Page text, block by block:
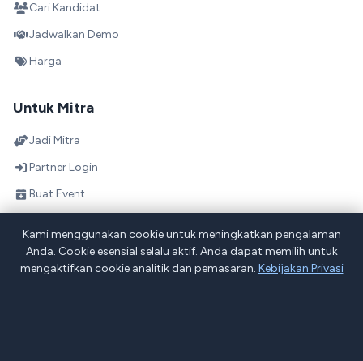
Cari Kandidat
Jadwalkan Demo
Harga
Untuk Mitra
Jadi Mitra
Partner Login
Buat Event
Skema Bagi Hasil
Kami menggunakan cookie untuk meningkatkan pengalaman
Anda. Cookie esensial selalu aktif. Anda dapat memilih untuk
mengaktifkan cookie analitik dan pemasaran. Kebijakan Privasi